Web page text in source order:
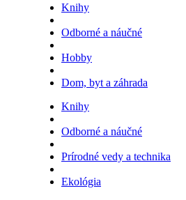
Knihy
Odborné a náučné
Hobby
Dom, byt a záhrada
Knihy
Odborné a náučné
Prírodné vedy a technika
Ekológia